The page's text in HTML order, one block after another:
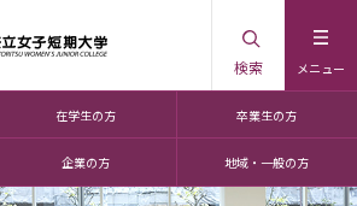
メニュー
検索
在学生の方 卒業生の方
企業の方 地域・一般の方